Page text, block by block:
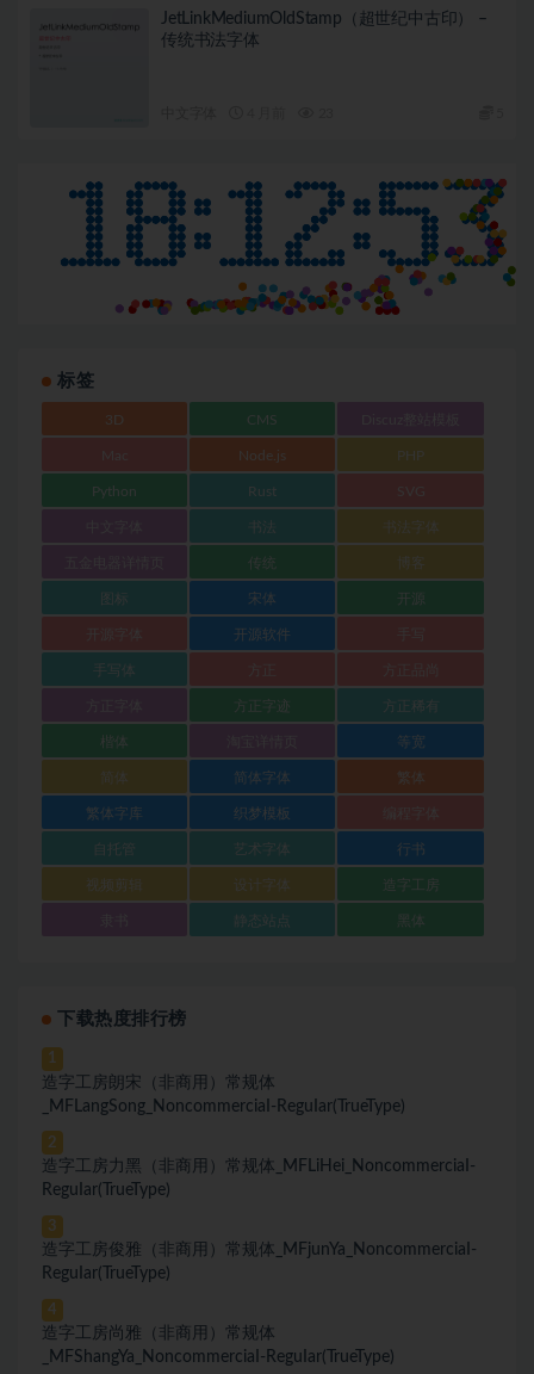
JetLinkMediumOldStamp（超世纪中古印） –
传统书法字体
标签
3D CMS
Node.js PHP
Python Rust
书法 书法字体
传统 博客
图标 宋体 开源
开源软件
手写体
方正字迹 方正稀有
楷体 等宽
简体 简体字体 繁体
繁体字库 织梦模板
自托管 艺术字体 行书
视频剪辑 设计字体 造字工房
静态站点 黑体
下载热度排行榜
1
造字工房朗宋（非商用）常规体
_MFLangSong_NoncommerciaI-ReguIar(TrueType)
2
造字工房力黑（非商用）常规体_MFLiHei_NoncommerciaI-
ReguIar(TrueType)
3
造字工房俊雅（非商用）常规体_MFjunYa_NoncommerciaI-
ReguIar(TrueType)
4
造字工房尚雅（非商用）常规体
_MFShangYa_NoncommerciaI-ReguIar(TrueType)